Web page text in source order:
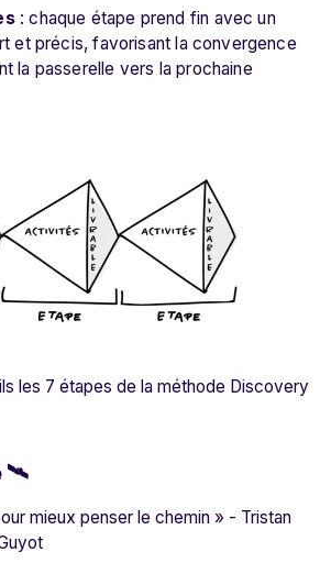
: chaque étape prend fin avec un
et précis, favorisant la convergence
la passerelle vers la prochaine
les 7 étapes de la méthode Discovery
🛰
mieux penser le chemin » - Tristan